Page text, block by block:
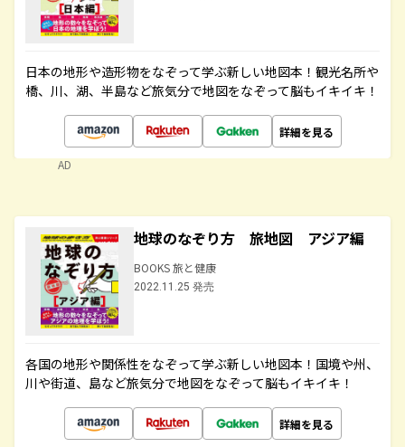
日本の地形や造形物をなぞって学ぶ新しい地図本！観光名所や
橋、川、湖、半島など旅気分で地図をなぞって脳もイキイキ！
詳細を見る
AD
地球のなぞり方 旅地図 アジア編
BOOKS 旅と健康
2022.11.25 発売
各国の地形や関係性をなぞって学ぶ新しい地図本！国境や州、
川や街道、島など旅気分で地図をなぞって脳もイキイキ！
詳細を見る